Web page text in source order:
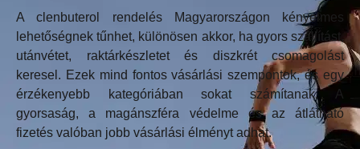
A clenbuterol rendelés Magyarországon kényelmes
lehetőségnek tűnhet, különösen akkor, ha gyors szállítást,
utánvétet, raktárkészletet és diszkrét csomagolást
keresel. Ezek mind fontos vásárlási szempontok, és egy
érzékenyebb kategóriában sokat számítanak. A
gyorsaság, a magánszféra védelme és az átlátható
fizetés valóban jobb vásárlási élményt adhat.